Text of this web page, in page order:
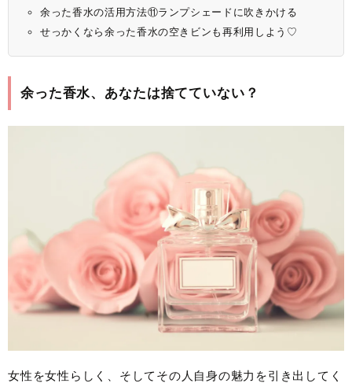
余った香水の活用方法⑪ランプシェードに吹きかける
せっかくなら余った香水の空きビンも再利用しよう♡
余った香水、あなたは捨てていない？
女性を女性らしく、そしてその人自身の魅力を引き出してく